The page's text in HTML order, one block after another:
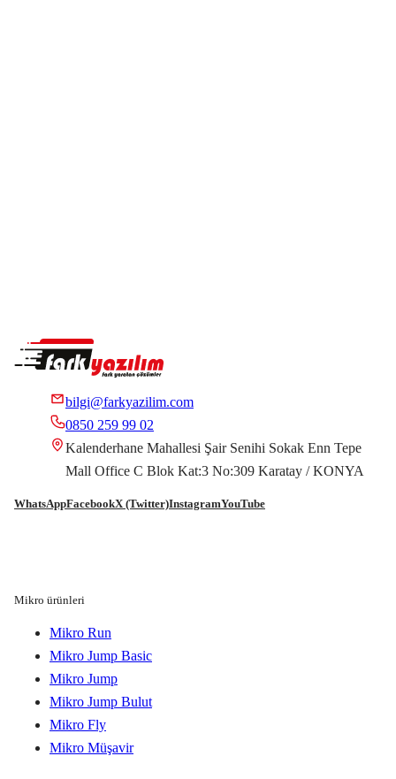
bilgi@farkyazilim.com
0850 259 99 02
Kalenderhane Mahallesi Şair Senihi Sokak Enn Tepe
Mall Office C Blok Kat:3 No:309 Karatay / KONYA
WhatsAppFacebookX (Twitter)InstagramYouTube
Mikro ürünleri
Mikro Run
Mikro Jump Basic
Mikro Jump
Mikro Jump Bulut
Mikro Fly
Mikro Müşavir